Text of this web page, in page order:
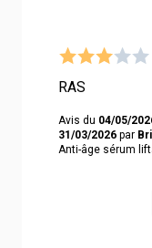
RAS
Avis du 04/05/
31/03/2026 par
Anti-âge sérum